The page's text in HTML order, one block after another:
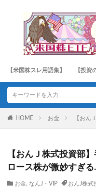
【米国株スレ用語集】 【投資
HOME お金 【おん
【おんＪ株式投資部
ロース株が微妙すぎ
お金, なんJ・VIP おんJ株式